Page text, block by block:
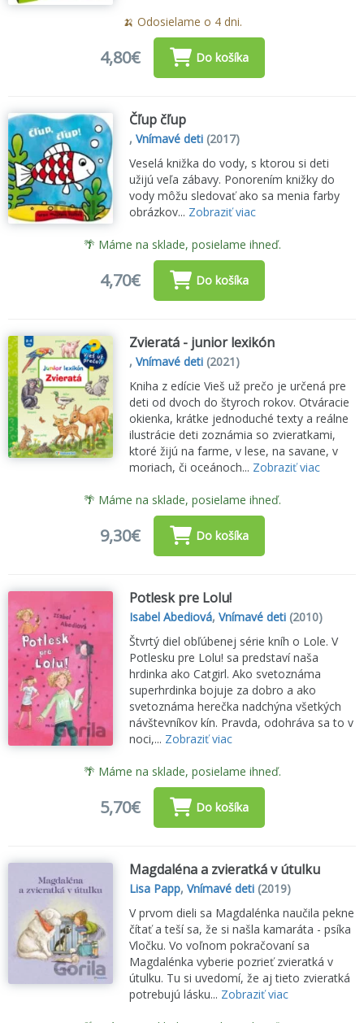
🍌 Odosielame o 4 dni.
4,80€ Do košíka
Čľup čľup
,Vnímavé deti (2017)
Veselá knižka do vody, s ktorou si deti
užijú veľa zábavy. Ponorením knižky do
vody môžu sledovať ako sa menia farby
obrázkov... Zobraziť viac
🌴 Máme na sklade, posielame ihneď.
4,70€ Do košíka
Zvieratá - junior lexikón
,Vnímavé deti (2021)
Kniha z edície Vieš už prečo je určená pre
deti od dvoch do štyroch rokov. Otváracie
okienka, krátke jednoduché texty a reálne
ilustrácie deti zoznámia so zvieratkami,
ktoré žijú na farme, v lese, na savane, v
moriach, či oceánoch... Zobraziť viac
🌴 Máme na sklade, posielame ihneď.
9,30€ Do košíka
Potlesk pre Lolu!
Isabel Abediová,Vnímavé deti (2010)
Štvrtý diel obľúbenej série kníh o Lole. V
Potlesku pre Lolu! sa predstaví naša
hrdinka ako Catgirl. Ako svetoznáma
superhrdinka bojuje za dobro a ako
svetoznáma herečka nadchýna všetkých
návštevníkov kín. Pravda, odohráva sa to v
noci,... Zobraziť viac
🌴 Máme na sklade, posielame ihneď.
5,70€ Do košíka
Magdaléna a zvieratká v útulku
Lisa Papp,Vnímavé deti (2019)
V prvom dieli sa Magdalénka naučila pekne
čítať a teší sa, že si našla kamaráta - psíka
Vločku. Vo voľnom pokračovaní sa
Magdalénka vyberie pozrieť zvieratká v
útulku. Tu si uvedomí, že aj tieto zvieratká
potrebujú lásku... Zobraziť viac